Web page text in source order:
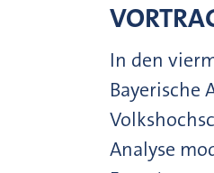
In den
Bayerische
Analyse